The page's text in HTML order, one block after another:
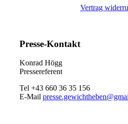
Vertrag
Presse-Kontakt
Konrad Högg
Pressereferent
Tel +43 660 36 35 156
E-Mail